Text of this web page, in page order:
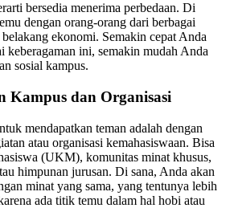
bersedia menerima perbedaan. Di
dengan orang-orang dari berbagai
ekonomi. Semakin cepat Anda
keberagaman ini, semakin mudah Anda
sosial kampus.
Kampus dan Organisasi
mendapatkan teman adalah dengan
atau organisasi kemahasiswaan. Bisa
(UKM), komunitas minat khusus,
himpunan jurusan. Di sana, Anda akan
minat yang sama, yang tentunya lebih
ada titik temu dalam hal hobi atau